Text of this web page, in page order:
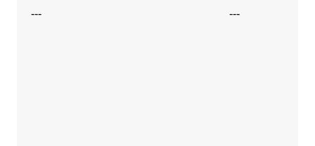
--- ---